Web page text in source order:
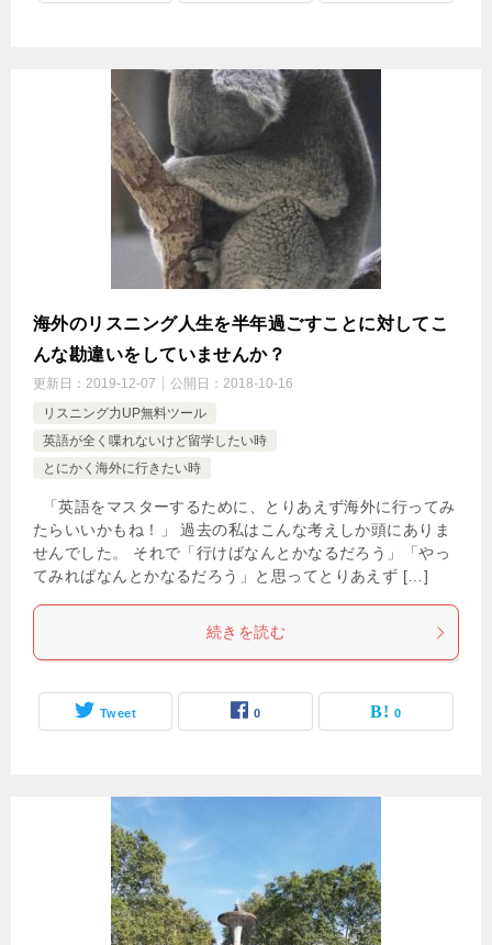
海外のリスニング人生を半年過ごすことに対してこ
んな勘違いをしていませんか？
更新日： 2019-12-07 公開日： 2018-10-16
リスニング力UP無料ツール
英語が全く喋れないけど留学したい時
とにかく海外に行きたい時
「英語をマスターするために、とりあえず海外に行ってみ
たらいいかもね！」 過去の私はこんな考えしか頭にありま
せんでした。 それで「行けばなんとかなるだろう」「やっ
てみればなんとかなるだろう」と思ってとりあえず […]
続きを読む
Tweet 0 0